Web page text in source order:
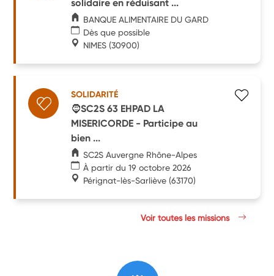
solidaire en réduisant ...
BANQUE ALIMENTAIRE DU GARD
Dès que possible
NIMES (30900)
SOLIDARITÉ
🧔SC2S 63 EHPAD LA
MISERICORDE - Participe au
bien ...
SC2S Auvergne Rhône-Alpes
À partir du 19 octobre 2026
Pérignat-lès-Sarliève (63170)
Voir toutes les missions